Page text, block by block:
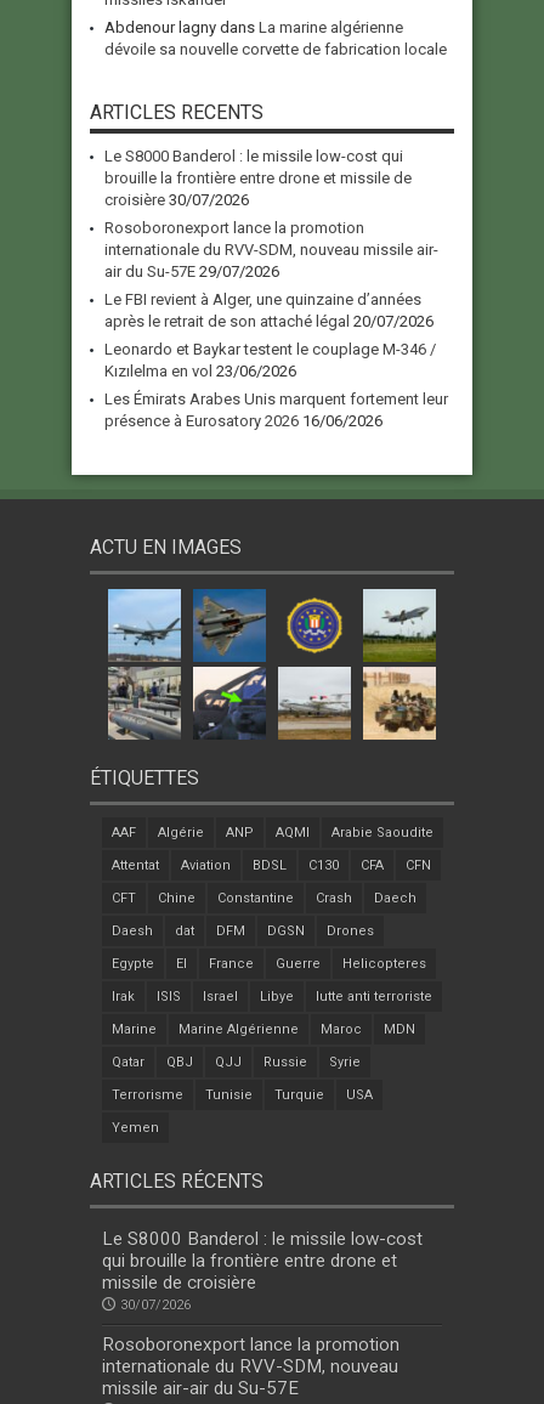
Abdenour lagny dans La marine algérienne
dévoile sa nouvelle corvette de fabrication locale
ARTICLES RECENTS
Le S8000 Banderol : le missile low-cost qui
brouille la frontière entre drone et missile de
croisière 30/07/2026
Rosoboronexport lance la promotion
internationale du RVV-SDM, nouveau missile air-
air du Su-57E 29/07/2026
Le FBI revient à Alger, une quinzaine d’années
après le retrait de son attaché légal 20/07/2026
Leonardo et Baykar testent le couplage M-346 /
Kızılelma en vol 23/06/2026
Les Émirats Arabes Unis marquent fortement leur
présence à Eurosatory 2026 16/06/2026
ACTU EN IMAGES
ÉTIQUETTES
AAF Algérie ANP AQMI Arabie Saoudite
Attentat Aviation BDSL C130 CFA CFN
CFT Chine Constantine Crash Daech
Daesh dat DFM DGSN Drones
Egypte EI France Guerre Helicopteres
Irak ISIS Israel Libye lutte anti terroriste
Marine Marine Algérienne Maroc MDN
Qatar QBJ QJJ Russie Syrie
Terrorisme Tunisie Turquie USA
Yemen
ARTICLES RÉCENTS
Le S8000 Banderol : le missile low-cost
qui brouille la frontière entre drone et
missile de croisière
30/07/2026
Rosoboronexport lance la promotion
internationale du RVV-SDM, nouveau
missile air-air du Su-57E